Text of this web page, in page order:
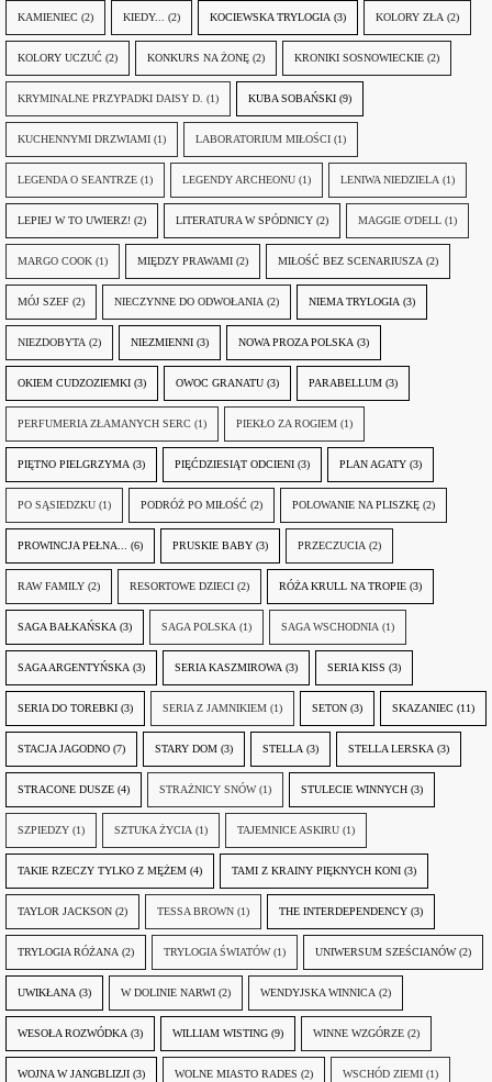
KAMIENIEC (2) KIEDY... (2) KOCIEWSKA TRYLOGIA (3) KOLORY ZŁA (2)
KOLORY UCZUĆ (2) KONKURS NA ŻONĘ (2) KRONIKI SOSNOWIECKIE (2)
KRYMINALNE PRZYPADKI DAISY D. (1) KUBA SOBAŃSKI (9)
KUCHENNYMI DRZWIAMI (1) LABORATORIUM MIŁOŚCI (1)
LEGENDA O SEANTRZE (1) LEGENDY ARCHEONU (1) LENIWA NIEDZIELA (1)
LEPIEJ W TO UWIERZ! (2) LITERATURA W SPÓDNICY (2) MAGGIE O'DELL (1)
MARGO COOK (1) MIĘDZY PRAWAMI (2) MIŁOŚĆ BEZ SCENARIUSZA (2)
MÓJ SZEF (2) NIECZYNNE DO ODWOŁANIA (2) NIEMA TRYLOGIA (3)
NIEZDOBYTA (2) NIEZMIENNI (3) NOWA PROZA POLSKA (3)
OKIEM CUDZOZIEMKI (3) OWOC GRANATU (3) PARABELLUM (3)
PERFUMERIA ZŁAMANYCH SERC (1) PIEKŁO ZA ROGIEM (1)
PIĘTNO PIELGRZYMA (3) PIĘĆDZIESIĄT ODCIENI (3) PLAN AGATY (3)
PO SĄSIEDZKU (1) PODRÓŻ PO MIŁOŚĆ (2) POLOWANIE NA PLISZKĘ (2)
PROWINCJA PEŁNA... (6) PRUSKIE BABY (3) PRZECZUCIA (2)
RAW FAMILY (2) RESORTOWE DZIECI (2) RÓŻA KRULL NA TROPIE (3)
SAGA BAŁKAŃSKA (3) SAGA POLSKA (1) SAGA WSCHODNIA (1)
SAGA ARGENTYŃSKA (3) SERIA KASZMIROWA (3) SERIA KISS (3)
SERIA DO TOREBKI (3) SERIA Z JAMNIKIEM (1) SETON (3) SKAZANIEC (11)
STACJA JAGODNO (7) STARY DOM (3) STELLA (3) STELLA LERSKA (3)
STRACONE DUSZE (4) STRAŻNICY SNÓW (1) STULECIE WINNYCH (3)
SZPIEDZY (1) SZTUKA ŻYCIA (1) TAJEMNICE ASKIRU (1)
TAKIE RZECZY TYLKO Z MĘŻEM (4) TAMI Z KRAINY PIĘKNYCH KONI (3)
TAYLOR JACKSON (2) TESSA BROWN (1) THE INTERDEPENDENCY (3)
TRYLOGIA RÓŻANA (2) TRYLOGIA ŚWIATÓW (1) UNIWERSUM SZEŚCIANÓW (2)
UWIKŁANA (3) W DOLINIE NARWI (2) WENDYJSKA WINNICA (2)
WESOŁA ROZWÓDKA (3) WILLIAM WISTING (9) WINNE WZGÓRZE (2)
WOJNA W JANGBLIZJI (3) WOLNE MIASTO RADES (2) WSCHÓD ZIEMI (1)